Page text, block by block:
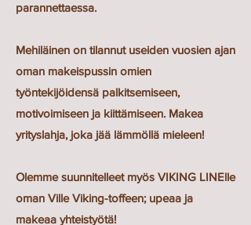
parannettaessa.
Mehiläinen on tilannut useiden vuosien ajan
oman makeispussin omien
työntekijöidensä palkitsemiseen,
motivoimiseen ja kiittämiseen. Makea
yrityslahja, joka jää lämmöllä mieleen!
Olemme suunnitelleet myös VIKING LINElle
oman Ville Viking-toffeen; upeaa ja
makeaa yhteistyötä!